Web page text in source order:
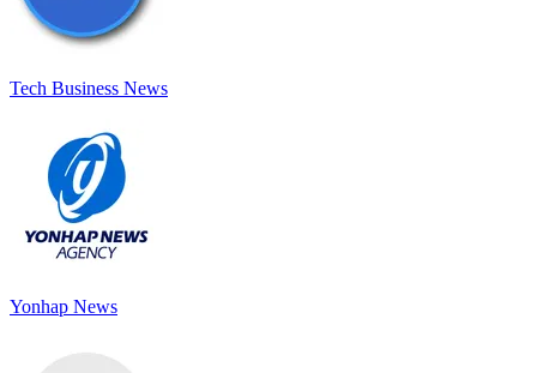
Tech Business News
Yonhap News